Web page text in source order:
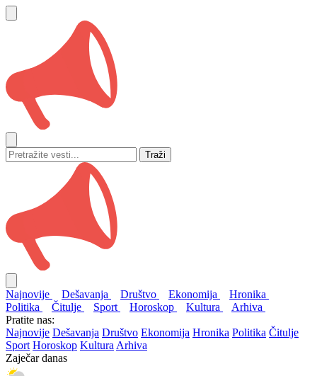
Traži
Najnovije Dešavanja Društvo Ekonomija
Hronika
Politika
Čitulje Sport Horoskop Kultura
Arhiva
Pratite nas:
Najnovije Dešavanja Društvo Ekonomija Hronika Politika Čitulje
Sport Horoskop Kultura Arhiva
Zaječar danas